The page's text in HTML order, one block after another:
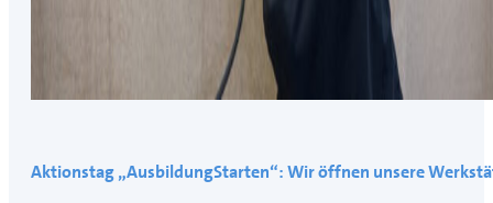
Aktionstag „AusbildungStarten“: Wir öffnen unsere